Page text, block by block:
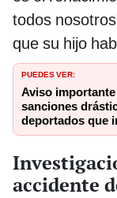
todos
que su hijo
PUEDES VER:
Aviso
sanciones
deportados que
accidente